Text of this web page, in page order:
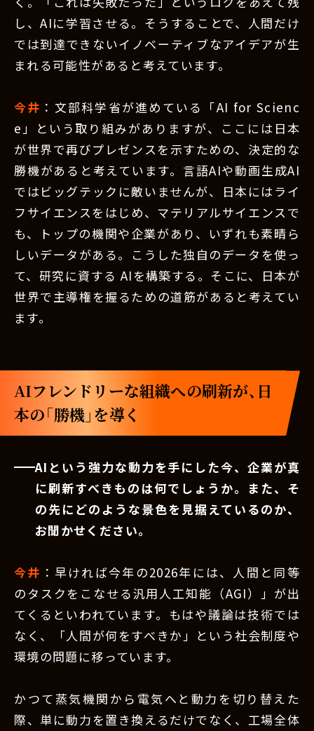
し、AIに学習させる。そうすることで、人間だけ
では到達できないイノベーティブなアイデアが生
まれる可能性があると考えています。
今井 ：文部科学省が進めている「AI for Scienc
e」という取り組みがありますが、ここには日本
が世界で再びプレゼンスを示すための、決定的な
勝機があると考えています。言語AIや動画生成AI
ではビッグテックに敵いませんが、日本にはライ
フサイエンスをはじめ、マテリアルサイエンスで
も、トップの機関や企業があり、いずれも素晴ら
しいデータがある。こうした独自のデータを使っ
て、研究に資する AIを構築する。そこに、日本が
世界で主導権を握るための道筋があると考えてい
ます。
AIフレンドリーな組織への刷新が、日
本の「勝機」を導く
AIという強力な動力を手にした今、企業が真
に刷新すべきものは何でしょうか。また、そ
の先にどのような景色を見据えているのか、
お聞かせください。
今井 ：早ければ今年の2026年には、人間と同等
のタスクをこなせる汎用人工知能（AGI）」が出
てくるといわれています。もはや議論は技術では
なく、「人間が何をすべきか」という社会制度や
環境の問題に移っています。
かつて蒸気機関から電気へと動力を切り替えた
際、単に動力を置き換えるだけでなく、工場全体